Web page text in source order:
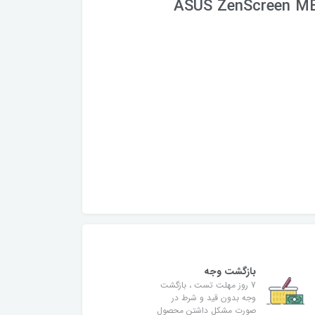
ASUS ZenScreen
بازگشت وجه
7 روز مهلت تست ، بازگشت
وجه بدون قید و شرط در
صورت مشکل داشتن محصول